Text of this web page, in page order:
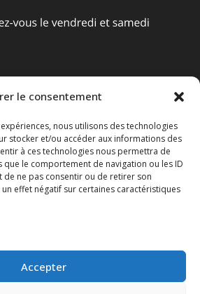
le consentement
nous utilisons des technologies
stocker et/ou accéder aux informations des
à ces technologies nous permettra de
le comportement de navigation ou les ID
de ne pas consentir ou de retirer son
effet négatif sur certaines caractéristiques
Accepter
de vente
sur la protection des données ou le